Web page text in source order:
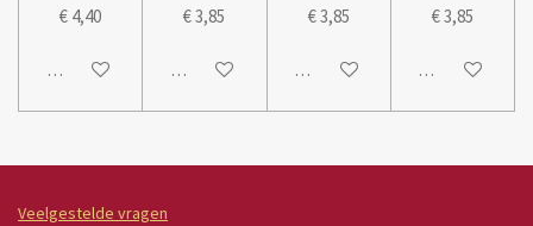
€ 4,40
In winkelwagen
€ 3,85
In winkelwagen
€ 3,85
In winkelwagen
€ 3,85
In winkelwagen
Veelgestelde vragen